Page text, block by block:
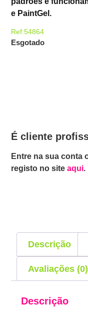
e PaintGel.
Ref:54864
Esgotado
É cliente
Entre na sua conta
registo no siteaqui.
Descrição
Avaliações (0)
Descrição